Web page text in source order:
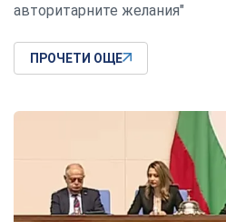
авторитарните желания"
ПРОЧЕТИ ОЩЕ